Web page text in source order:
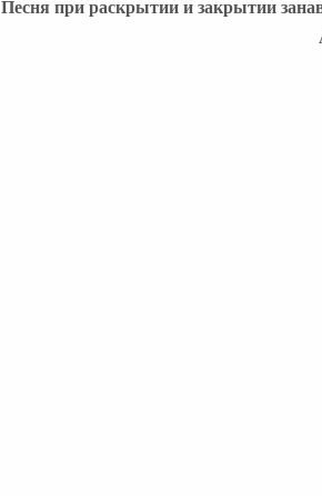
Песня при раскрытии и закрытии